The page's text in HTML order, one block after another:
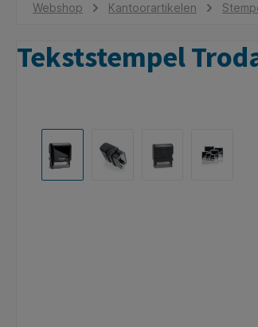
Webshop Kantoorartikelen
Tekststempel